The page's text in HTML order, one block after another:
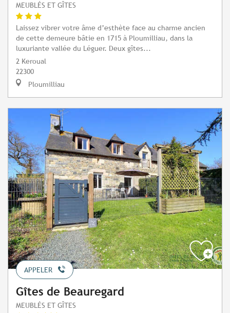
MEUBLÉS ET GÎTES
Laissez vibrer votre âme d’esthète face au charme ancien
de cette demeure bâtie en 1715 à Ploumilliau, dans la
luxuriante vallée du Léguer. Deux gîtes...
2 Keroual
22300
Ploumilliau
APPELER
Gîtes de Beauregard
MEUBLÉS ET GÎTES